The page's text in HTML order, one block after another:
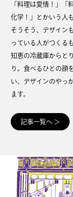
「料理は愛情！」「
化学！」とかいう人
そうそう、デザイン
っている人がつくる
知恵の冷蔵庫からと
り。食べるひとの顔
い、デザインのやっ
ます。
記事一覧へ ＞